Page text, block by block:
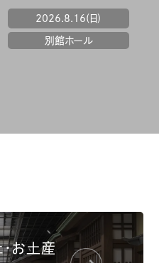
8.23(日)
5階ミュージアムギャラ
・お土産